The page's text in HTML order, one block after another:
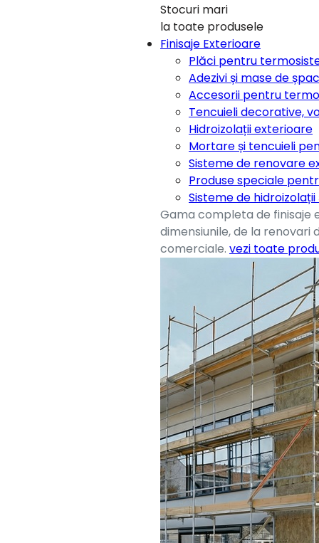
Stocuri mari
la toate produsele
Finisaje Exterioare
Plăci pentru
Adezivi și mase de
Accesorii pentru
Tencuieli decorative,
Hidroizolații exterioare
Mortare și tencuieli
Sisteme de renovare
Produse speciale
Sisteme de
Gama completa de
dimensiunile, de la
comerciale. vezi toate